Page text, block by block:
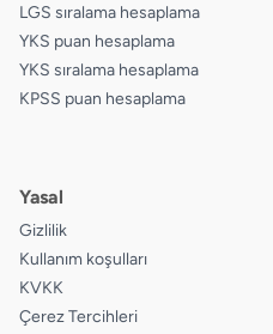
LGS sıralama hesaplama
YKS puan hesaplama
YKS sıralama hesaplama
KPSS puan hesaplama
Yasal
Gizlilik
Kullanım koşulları
KVKK
Çerez Tercihleri